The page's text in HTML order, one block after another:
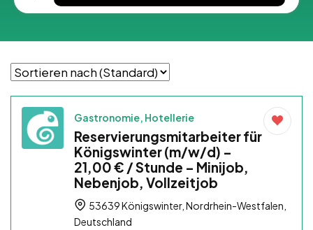
Gastronomie, Hotellerie
Reservierungsmitarbeiter für
Königswinter (m/w/d) –
21,00 € / Stunde – Minijob,
Nebenjob, Vollzeitjob
53639 Königswinter, Nordrhein-Westfalen,
Deutschland